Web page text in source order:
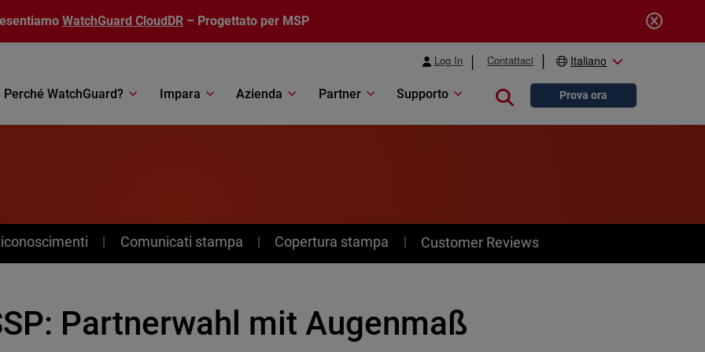
WatchGuard CloudDR – Progettato per MSP
Log In Contattaci Italiano
Perché WatchGuard? Impara Azienda Partner Supporto Close searchProva ora
Comunicati stampa Copertura stampa Customer Reviews
Partnerwahl mit Augenmaß